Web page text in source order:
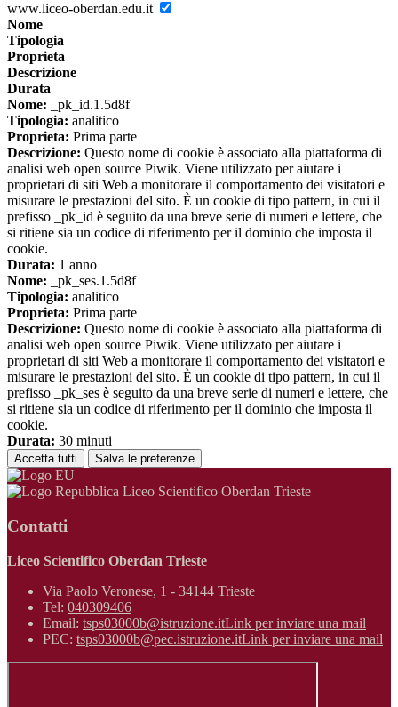
www.liceo-oberdan.edu.it
Nome
Tipologia
Proprieta
Descrizione
Durata
Nome: _pk_id.1.5d8f
Tipologia: analitico
Proprieta: Prima parte
Descrizione: Questo nome di cookie è associato alla piattaforma di
analisi web open source Piwik. Viene utilizzato per aiutare i
proprietari di siti Web a monitorare il comportamento dei visitatori e
misurare le prestazioni del sito. È un cookie di tipo pattern, in cui il
prefisso _pk_id è seguito da una breve serie di numeri e lettere, che
si ritiene sia un codice di riferimento per il dominio che imposta il
cookie.
Durata: 1 anno
Nome: _pk_ses.1.5d8f
Tipologia: analitico
Proprieta: Prima parte
Descrizione: Questo nome di cookie è associato alla piattaforma di
analisi web open source Piwik. Viene utilizzato per aiutare i
proprietari di siti Web a monitorare il comportamento dei visitatori e
misurare le prestazioni del sito. È un cookie di tipo pattern, in cui il
prefisso _pk_ses è seguito da una breve serie di numeri e lettere, che
si ritiene sia un codice di riferimento per il dominio che imposta il
cookie.
Durata: 30 minuti
Accetta tutti Salva le preferenze
Liceo Scientifico Oberdan Trieste
Contatti
Liceo Scientifico Oberdan Trieste
Via Paolo Veronese, 1 - 34144 Trieste
Tel: 040309406
Email: tsps03000b@istruzione.itLink per inviare una mail
PEC: tsps03000b@pec.istruzione.itLink per inviare una mail